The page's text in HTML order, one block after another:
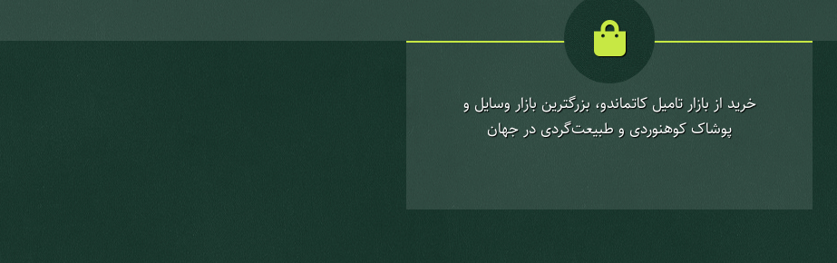
خرید از بازار تامیل کاتماندو، بزرگترین بازار وسایل و
پوشاک کوهنوردی و طبیعت‌گردی در جهان